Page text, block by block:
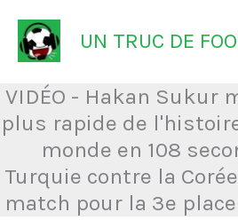
Aller
au
contenu
UN TRUC DE
VIDÉO - Hakan Sukur
plus rapide de
monde en 108
Turquie contre la
match pour la 3e